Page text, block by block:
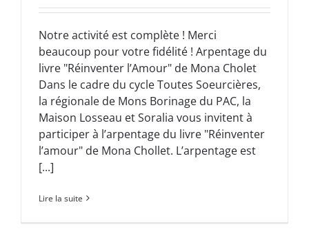
Notre activité est complète ! Merci
beaucoup pour votre fidélité ! Arpentage du
livre "Réinventer l’Amour" de Mona Cholet
Dans le cadre du cycle Toutes Soeurcières,
la régionale de Mons Borinage du PAC, la
Maison Losseau et Soralia vous invitent à
participer à l’arpentage du livre "Réinventer
l’amour" de Mona Chollet. L’arpentage est
[...]
Lire la suite